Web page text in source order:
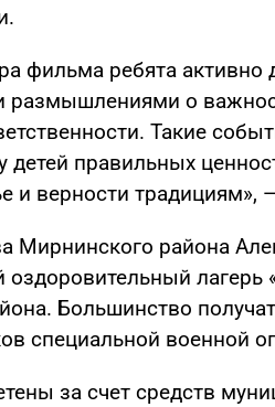
фильма ребята активно
размышлениями о
Такие
правильных
и верности традициям»,
Мирнинского района
оздоровительный лагерь
Большинство
специальной военной
за счет средств